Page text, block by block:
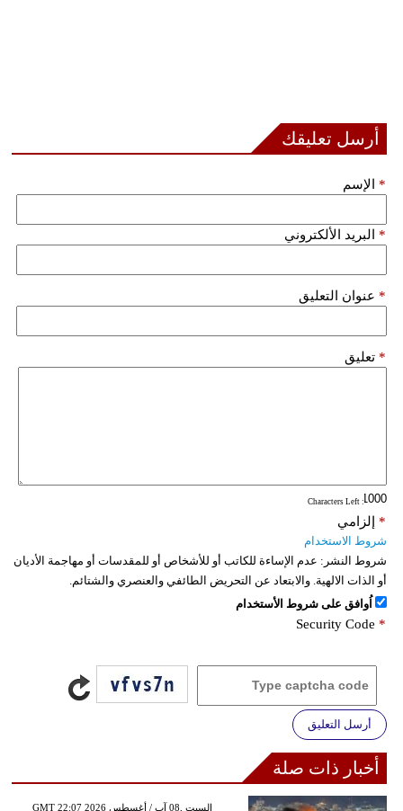
أرسل تعليقك
الإسم *
البريد الألكتروني *
عنوان التعليق *
تعليق *
: Characters Left
إلزامي *
شروط الاستخدام
شروط النشر: عدم الإساءة للكاتب أو للأشخاص أو للمقدسات أو مهاجمة الأديان
أو الذات الالهية. والابتعاد عن التحريض الطائفي والعنصري والشتائم.
اُوافق على شروط الأستخدام
Security Code *
أرسل التعليق
أخبار ذات صلة
GMT 22:07 2026 السبت ,08 آب / أغسطس